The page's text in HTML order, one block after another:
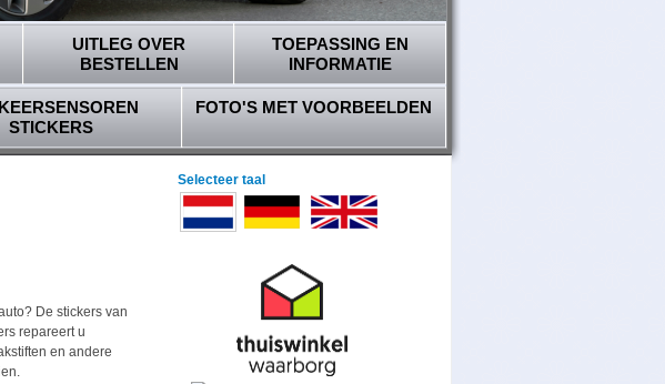
UITLEG OVER
BESTELLEN
TOEPASSING EN
INFORMATIE
STICKERS
FOTO'S MET VOORBEELDEN
De stickers van
repareert u
en andere
Selecteer taal